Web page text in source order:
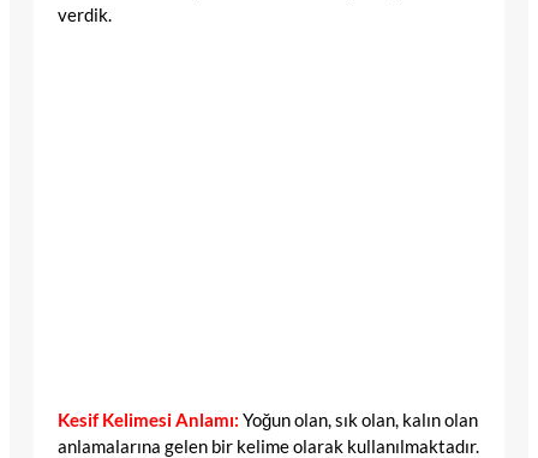
verdik.
Kesif Kelimesi Anlamı: Yoğun olan, sık olan, kalın olan
anlamalarına gelen bir kelime olarak kullanılmaktadır.